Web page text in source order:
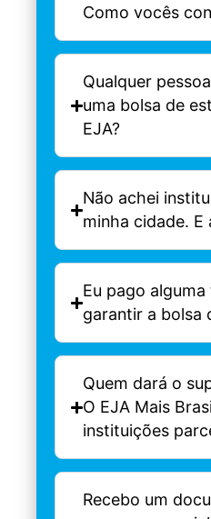
Como vocês
Qualquer
uma bolsa de
EJA?
Não achei
minha cidade. E
Eu pago
garantir a bolsa
Quem dará o
O EJA Mais
instituições
Recebo um